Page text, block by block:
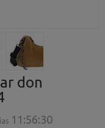
don
11:56:30